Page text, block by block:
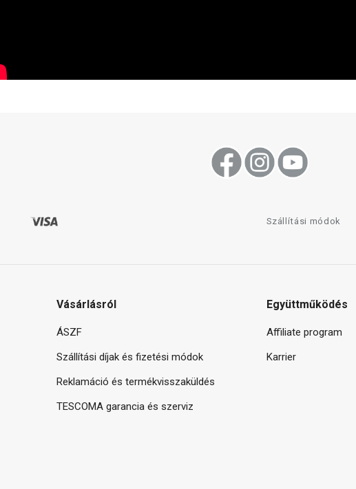
Szállítási módok
Vásárlásról
ÁSZF
Szállítási díjak és fizetési módok
Reklamáció és termékvisszaküldés
TESCOMA garancia és szerviz
Együttműködés
Affiliate program
Karrier